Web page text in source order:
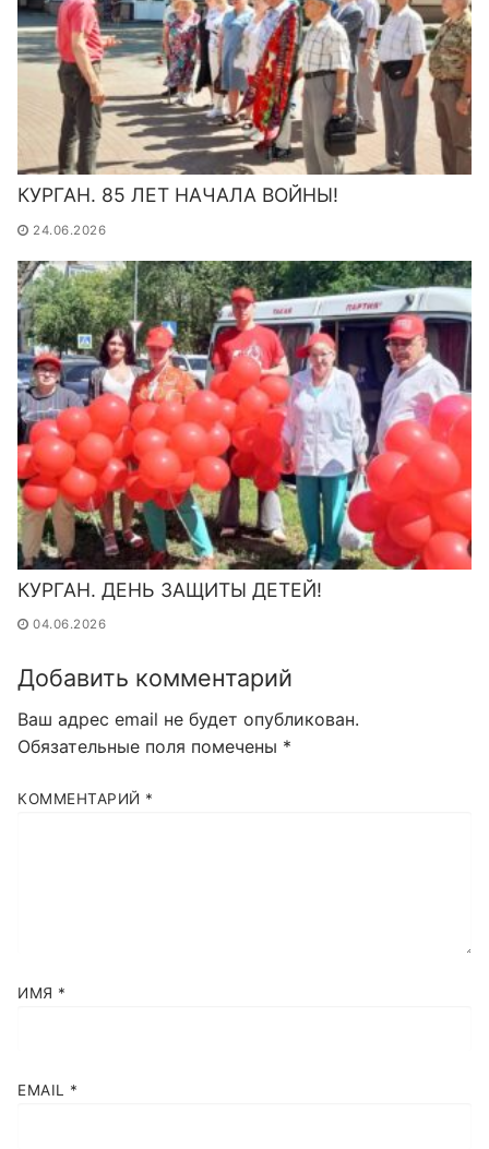
КУРГАН. 85 ЛЕТ НАЧАЛА ВОЙНЫ!
24.06.2026
КУРГАН. ДЕНЬ ЗАЩИТЫ ДЕТЕЙ!
04.06.2026
Добавить комментарий
Ваш адрес email не будет опубликован.
Обязательные поля помечены *
КОММЕНТАРИЙ *
ИМЯ *
EMAIL *